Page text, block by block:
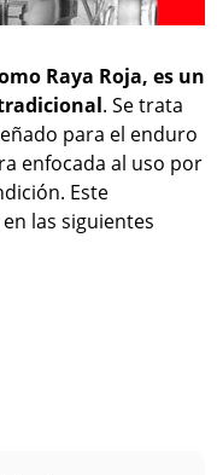
Raya Roja, es un
. Se trata
para el enduro
enfocada al uso por
Este
las siguientes